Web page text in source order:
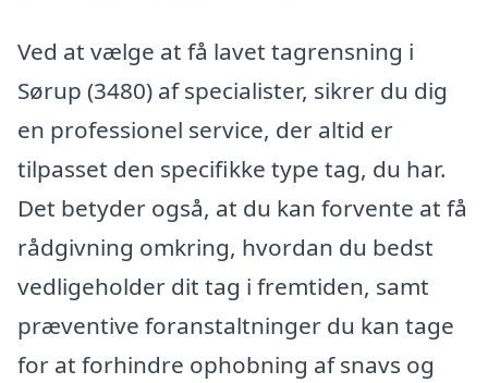
Ved at vælge at få lavet tagrensning i
Sørup (3480) af specialister, sikrer du dig
en professionel service, der altid er
tilpasset den specifikke type tag, du har.
Det betyder også, at du kan forvente at få
rådgivning omkring, hvordan du bedst
vedligeholder dit tag i fremtiden, samt
præventive foranstaltninger du kan tage
for at forhindre ophobning af snavs og